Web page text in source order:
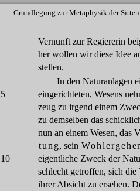
Grundlegung zurMetaphysik der Sitten
Vernunft zur Regiererin
her wollen wir diese Idee
stellen.
In den Naturanlagen
5
eingerichteten, Wesens
zeug zu irgend einem
zu demselben das
nun an einem Wesen, das
tung,sein
10
eigentliche Zweck der
schlecht getroffen, sich die
ihrer Absicht zu ersehen.